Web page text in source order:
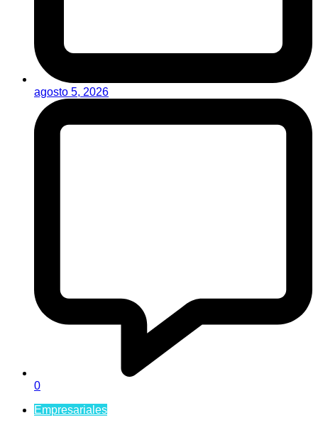
agosto 5, 2026
0
Empresariales